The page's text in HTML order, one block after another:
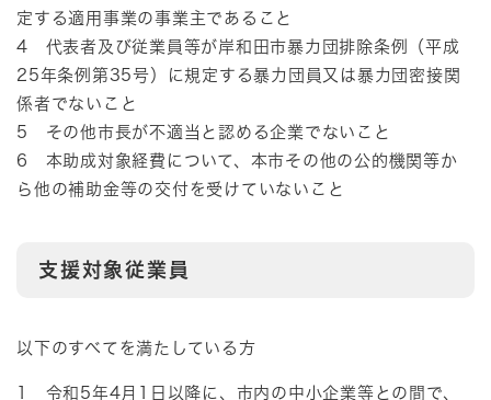
定する適用事業の事業主であること
4 代表者及び従業員等が岸和田市暴力団排除条例（平成
25年条例第35号）に規定する暴力団員又は暴力団密接関
係者でないこと
5 その他市長が不適当と認める企業でないこと
6 本助成対象経費について、本市その他の公的機関等か
ら他の補助金等の交付を受けていないこと
支援対象従業員
以下のすべてを満たしている方
1 令和5年4月1日以降に、市内の中小企業等との間で、